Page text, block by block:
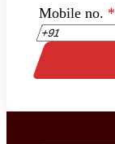
Mobile no. *